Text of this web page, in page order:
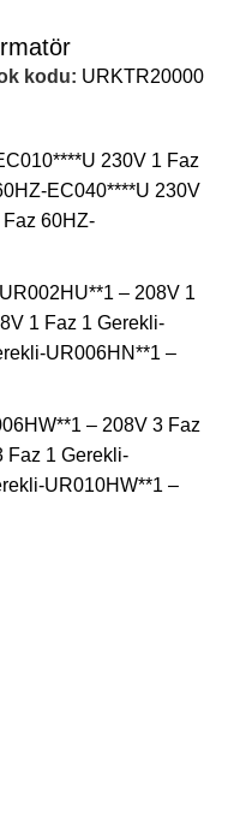
kodu: URKTR20000
230V 1 Faz
EC040****U 230V
60HZ-
– 208V 1
1 Faz 1 Gerekli-
UR006HN**1 –
– 208V 3 Faz
Faz 1 Gerekli-
UR010HW**1 –